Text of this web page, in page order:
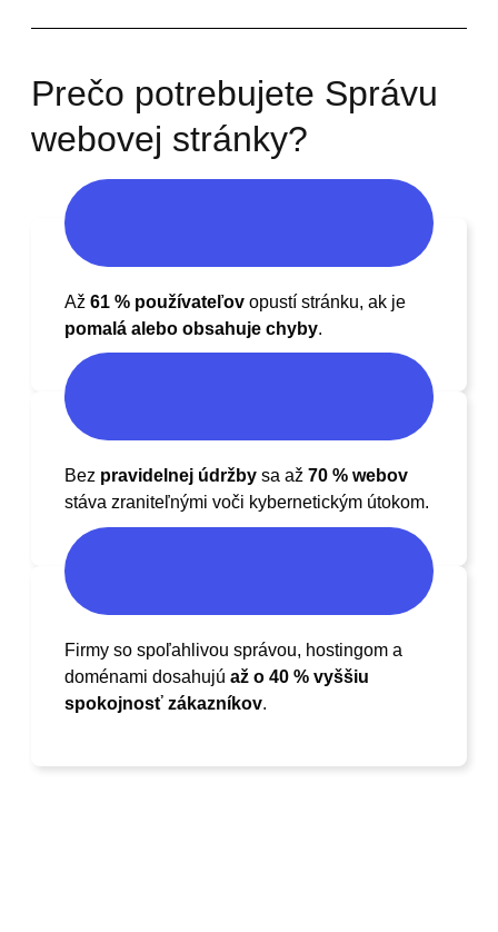
Prečo potrebujete Správu
webovej stránky?
Až 61 % používateľov opustí stránku, ak je
pomalá alebo obsahuje chyby.
Bez pravidelnej údržby sa až 70 % webov
stáva zraniteľnými voči kybernetickým útokom.
Firmy so spoľahlivou správou, hostingom a
doménami dosahujú až o 40 % vyššiu
spokojnosť zákazníkov.